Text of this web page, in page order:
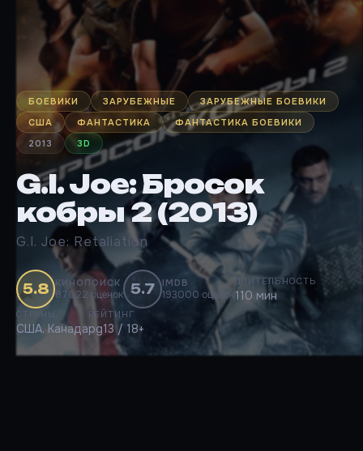
БОЕВИКИ ЗАРУБЕЖНЫЕ
ЗАРУБЕЖНЫЕ БОЕВИКИ
США
ФАНТАСТИКА
ФАНТАСТИКА БОЕВИКИ
2013
3D
G.I. Joe: Бросок
кобры 2 (2013)
G.I. Joe: Retaliation
5.8 КИНОПОИСК
87022 оценок 5.7 IMDB
193000 оценок
ДЛИТЕЛЬНОСТЬ
110 мин
СТРАНЫ
США, Канада
РЕЙТИНГ
pg13 / 18+